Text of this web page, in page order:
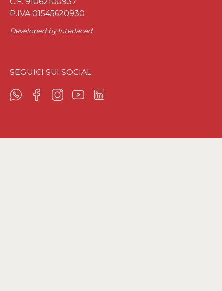
P.IVA 01545620930
Developed by Interlaced
SEGUICI SUI SOCIAL